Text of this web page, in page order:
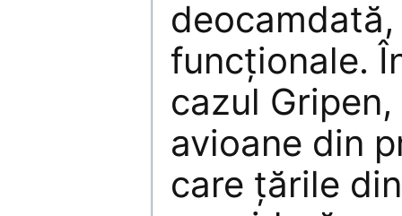
funcţionale.
cazul
avioane din
care ţările